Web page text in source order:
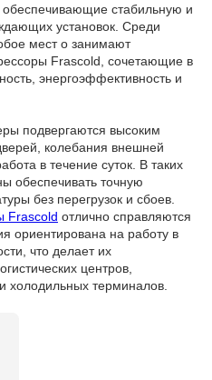
стабильную и
установок. Среди
мест о занимают
Frascold, сочетающие в
энергоэффективность и
подвергаются высоким
колебания внешней
в течение суток. В таких
обеспечивать точную
без перегрузок и сбоев.
Frascold отлично справляются
ориентирована на работу в
что делает их
центров,
холодильных терминалов.